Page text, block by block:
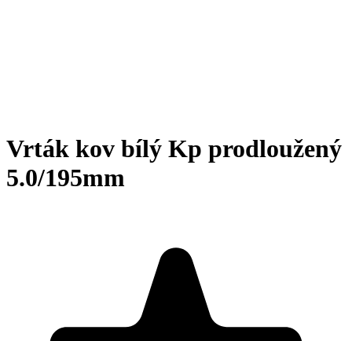
Vrták kov bílý Kp prodloužený
5.0/195mm